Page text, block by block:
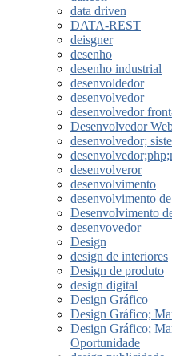
data driven
DATA-REST
deisgner
desenho
desenho industrial
desenvoldedor
desenvolvedor
desenvolvedor
Desenvolvedor
desenvolvedor;
desenvolveror
desenvolvimento
desenvolvimento
Desenvolvimento
desenvovedor
Design
design de interiores
Design de produto
design digital
Design Gráfico
Design Gráfico;
Design Gráfico;
Oportunidade